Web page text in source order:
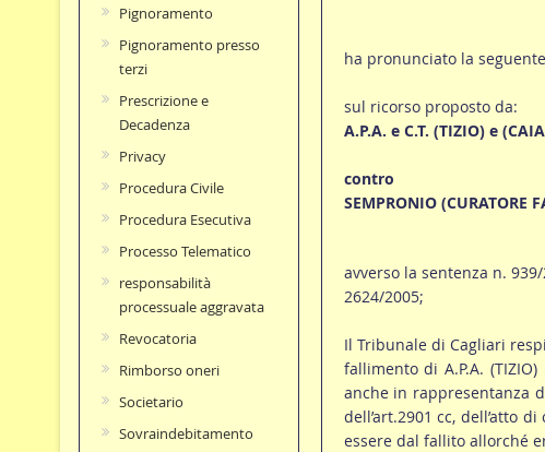
ha pronunciato la
sul ricorso proposto da:
A.P.A. e C.T. (TIZIO) e
contro
SEMPRONIO (CURATORE
avverso la sentenza n. 939/
2624/2005;
Il Tribunale di Cagliari
fallimento di A.P.A.
anche in rappresentanza
dell’art.2901 cc, dell’atto
essere dal fallito allorché
Pignoramento
Pignoramento presso
terzi
Prescrizione e
Decadenza
Privacy
Procedura Civile
Procedura Esecutiva
Processo Telematico
responsabilità
processuale aggravata
Revocatoria
Rimborso oneri
Societario
Sovraindebitamento